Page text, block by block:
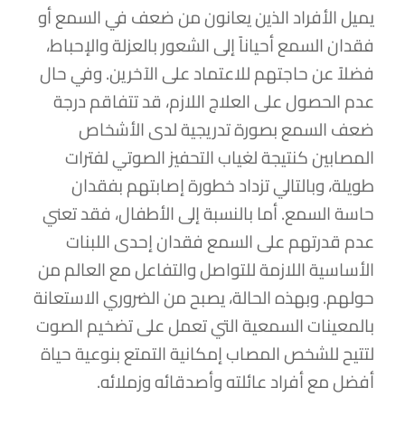
يميل الأفراد الذين يعانون من ضعف في السمع أو
فقدان السمع أحياناً إلى الشعور بالعزلة والإحباط،
فضلاً عن حاجتهم للاعتماد على الآخرين. وفي حال
عدم الحصول على العلاج اللازم، قد تتفاقم درجة
ضعف السمع بصورة تدريجية لدى الأشخاص
المصابين كنتيجة لغياب التحفيز الصوتي لفترات
طويلة، وبالتالي تزداد خطورة إصابتهم بفقدان
حاسة السمع. أما بالنسبة إلى الأطفال، فقد تعني
عدم قدرتهم على السمع فقدان إحدى اللبنات
الأساسية اللازمة للتواصل والتفاعل مع العالم من
حولهم. وبهذه الحالة، يصبح من الضروري الاستعانة
بالمعينات السمعية التي تعمل على تضخيم الصوت
لتتيح للشخص المصاب إمكانية التمتع بنوعية حياة
أفضل مع أفراد عائلته وأصدقائه وزملائه.